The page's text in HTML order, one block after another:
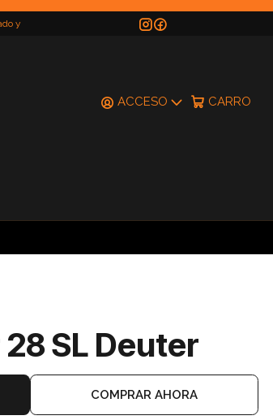
y
ACCESO CARRO
SL Deuter
COMPRAR AHORA